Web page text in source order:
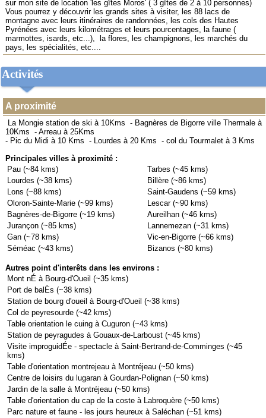
sur mon site de location 'les gîtes Moros' ( 3 gîtes de 2 à 10 personnes)
Vous pourrez y découvrir les grands sites à visiter, les 88 lacs de
montagne avec leurs itinéraires de randonnées, les cols des Hautes
Pyrénées avec leurs kilométrages et leurs pourcentages, la faune (
marmottes, isards, etc...), la flores, les champignons, les marchés du
pays, les spécialités, etc....
Activités
A proximité
La Mongie station de ski à 10Kms - Bagnères de Bigorre ville Thermale à
10Kms - Arreau à 25Kms
- Pic du Midi à 10 Kms - Lourdes à 20 Kms - col du Tourmalet à 3 Kms
Principales villes à proximité :
Pau (~84 kms)
Tarbes (~45 kms)
Lourdes (~38 kms)
Billère (~86 kms)
Lons (~88 kms)
Saint-Gaudens (~59 kms)
Oloron-Sainte-Marie (~99 kms)
Lescar (~90 kms)
Bagnères-de-Bigorre (~19 kms)
Aureilhan (~46 kms)
Jurançon (~85 kms)
Lannemezan (~31 kms)
Gan (~78 kms)
Vic-en-Bigorre (~66 kms)
Séméac (~43 kms)
Bizanos (~80 kms)
Autres point d'interêts dans les environs :
Mont nÉ à Bourg-d'Oueil (~35 kms)
Port de balÈs (~38 kms)
Station de bourg d'oueil à Bourg-d'Oueil (~38 kms)
Col de peyresourde (~42 kms)
Table orientation le cuing à Cuguron (~43 kms)
Station de peyragudes à Gouaux-de-Larboust (~45 kms)
Visite improguidÉe - spectacle à Saint-Bertrand-de-Comminges (~45
kms)
Table d'orientation montrejeau à Montréjeau (~50 kms)
Centre de loisirs du lugaran à Gourdan-Polignan (~50 kms)
Jardin de la salle à Montréjeau (~50 kms)
Table d'orientation du cap de la coste à Labroquère (~50 kms)
Parc nature et faune - les jours heureux à Saléchan (~51 kms)